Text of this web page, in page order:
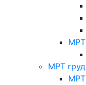
МРТ
МРТ
МРТ